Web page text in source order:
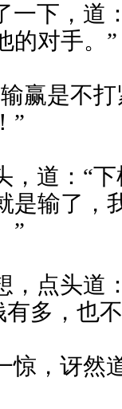
下，道
的对手。”
赢是不
”
道：“
是输了，
”
点头道
有多，也
，讶然